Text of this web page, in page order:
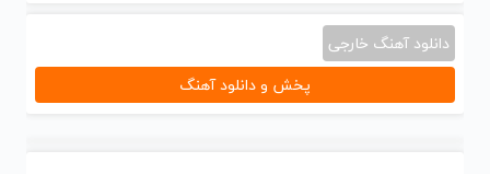
دانلود آهنگ خارجی
پخش و دانلود آهنگ